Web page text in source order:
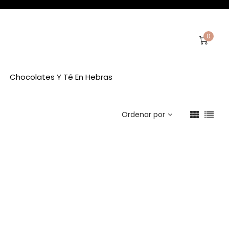
0
Chocolates Y Té En Hebras
Ordenar por